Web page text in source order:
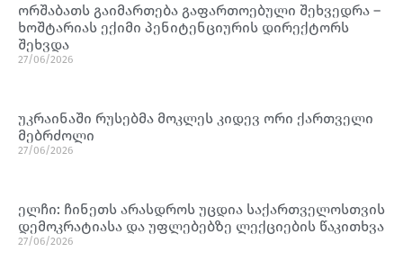
ორშაბათს გაიმართება გაფართოებული შეხვედრა –
ხოშტარიას ექიმი პენიტენციურის დირექტორს
შეხვდა
27/06/2026
უკრაინაში რუსებმა მოკლეს კიდევ ორი ქართველი
მებრძოლი
27/06/2026
ელჩი: ჩინეთს არასდროს უცდია საქართველოსთვის
დემოკრატიასა და უფლებებზე ლექციების წაკითხვა
27/06/2026